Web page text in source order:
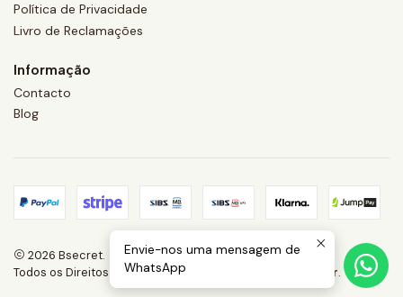
Política de Privacidade
Livro de Reclamações
Informação
Contacto
Blog
2026 Bsecret.
Todos os Direitos Reservados.Com tecnologia Jumpseller.
Envie-nos uma mensagem de
WhatsApp